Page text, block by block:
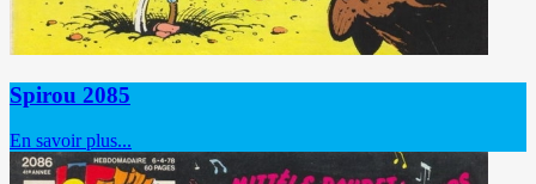
Spirou 2085
En savoir plus...